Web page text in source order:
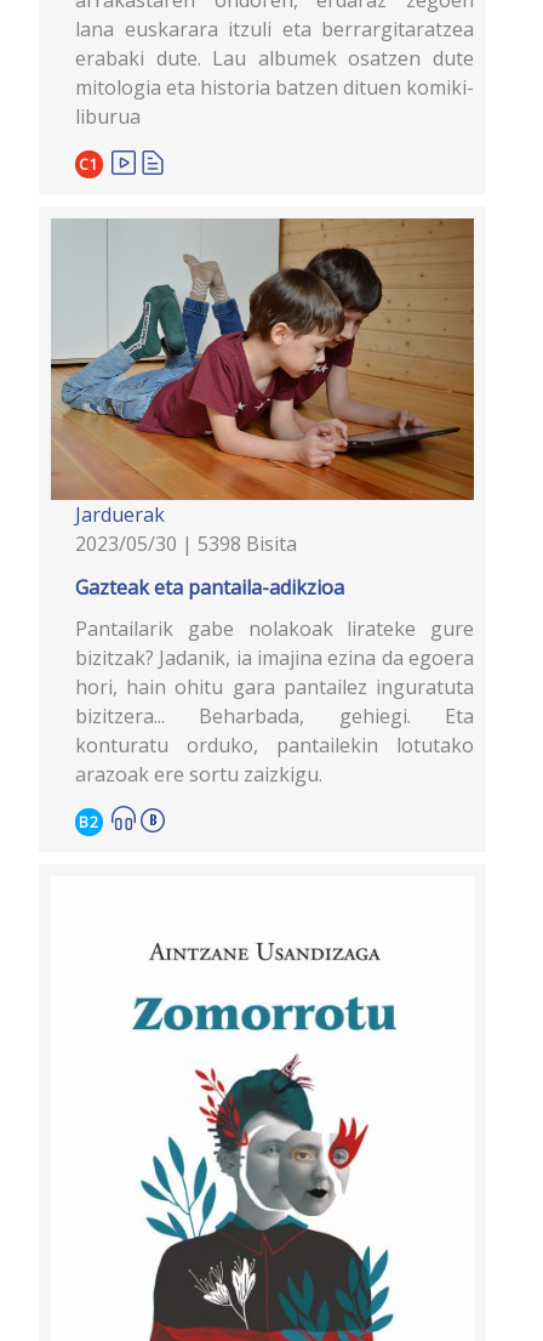
lana euskarara itzuli eta berrargitaratzea
erabaki dute. Lau albumek osatzen dute
mitologia eta historia batzen dituen komiki-
liburua
C1
Jarduerak
2023/05/30 | 5398 Bisita
Gazteak eta pantaila-adikzioa
Pantailarik gabe nolakoak lirateke gure
bizitzak? Jadanik, ia imajina ezina da egoera
hori, hain ohitu gara pantailez inguratuta
bizitzera... Beharbada, gehiegi. Eta
konturatu orduko, pantailekin lotutako
arazoak ere sortu zaizkigu.
B2